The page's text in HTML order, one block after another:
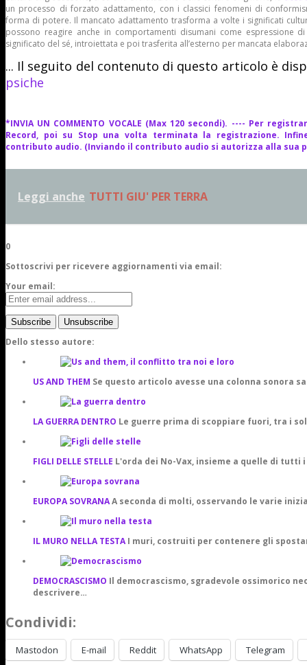
un processo di forzato adattamento, con i classici fenomeni di
forma di potere. Il mancato adattamento trasforma a volte i significati
possono reagire anche in comportamenti disumani come espressione
significato del sé, introiettata e poi trasferita all’esterno per mancata
... Il seguito del contenuto di questo articolo è
psiche
*INVIA UN COMMENTO VOCALE (Max 120 secondi). ---- Per
Record, poi su Stop una volta terminata la registrazione.
contributo audio. (Inviando il contributo audio si autorizza alla sua
Leggi anche TUTTI GIU' PER TERRA
0
Sottoscrivi per ricevere aggiornamenti via email:
Your email:
Dello stesso autore:
US AND THEM Se questo articolo avesse una colonna sonora
LA GUERRA DENTRO Le guerre prima di scoppiare fuori, tra i
FIGLI DELLE STELLE L'orda dei No-Vax, insieme a quelle di tutti
EUROPA SOVRANAA seconda di molti, osservando le varie
IL MURO NELLA TESTAI muri, costruiti per contenere gli
DEMOCRASCISMO Il democrascismo, sgradevole ossimorico
descrivere…
Condividi:
Mastodon E-mail Reddit WhatsApp Telegram